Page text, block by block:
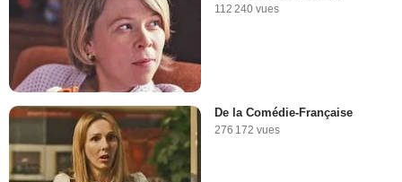
112 240 vues
De la Comédie-Française
276 172 vues